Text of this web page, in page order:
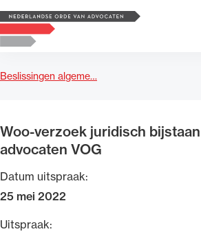
Logo, to the homepage
Beslissingen algeme…
Woo-verzoek juridisch
advocaten VOG
Datum uitspraak:
25 mei 2022
Uitspraak:
Zoeken
Zoek op trefwoord